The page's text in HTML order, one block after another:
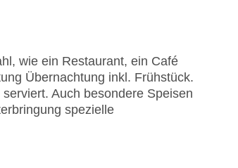
wie ein Restaurant, ein Café
Übernachtung inkl. Frühstück.
Auch besondere Speisen
spezielle